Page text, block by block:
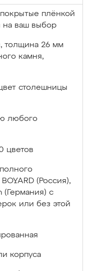
плёнкой
на ваш выбор
толщина 26 мм
камня,
столешницы
любого
цветов
(Россия),
(Германия) с
или без этой
корпуса